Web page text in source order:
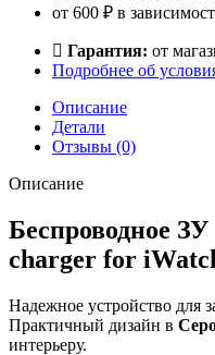
от 600 ₽ в
Гарантия: от
Подробнее об
Описание
Детали
Отзывы (0)
Описание
Беспроводное
charger for
Надежное устройство для
Практичный дизайн в
интерьеру.